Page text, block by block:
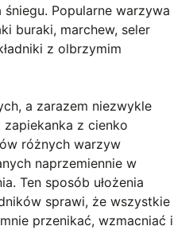
Popularne warzywa
buraki, marchew, seler
z olbrzymim
a zarazem niezwykle
z cienko
różnych warzyw
naprzemiennie w
Ten sposób ułożenia
sprawi, że wszystkie
przenikać, wzmacniać i